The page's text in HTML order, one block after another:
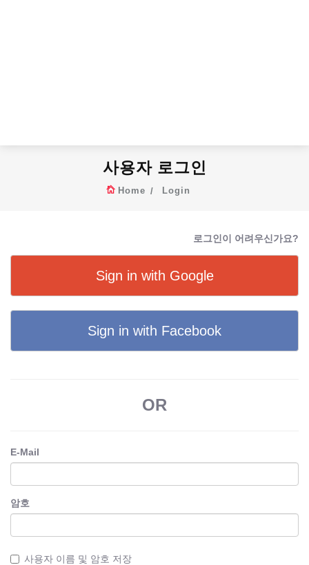
사용자 로그인
Home Login
로그인이 어려우신가요?
Sign in with Google
Sign in with Facebook
OR
E-Mail
암호
사용자 이름 및 암호 저장